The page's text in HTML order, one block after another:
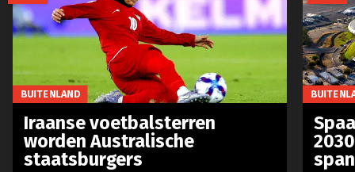
BUITENLAND
Iraanse voetbalsterren
worden Australische
staatsburgers